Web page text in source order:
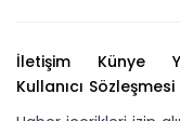
İletişim Künye
Kullanıcı Sözleşmesi